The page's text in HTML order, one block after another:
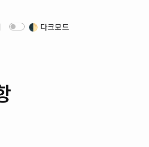
🌓 다크모드